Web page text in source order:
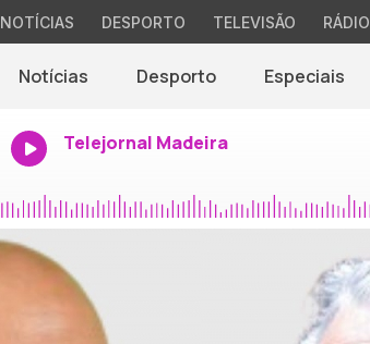
NOTÍCIAS DESPORTO TELEVISÃO RÁDIO
Notícias Desporto Especiais
Telejornal Madeira